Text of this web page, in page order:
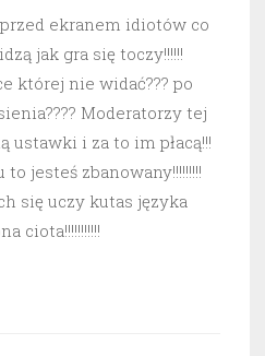
ekranem idiotów co
jak gra się toczy!!!!!!
której nie widać??? po
Moderatorzy tej
ustawki i za to im płacą!!!
jesteś zbanowany!!!!!!!!!
się uczy kutas języka
ciota!!!!!!!!!!!